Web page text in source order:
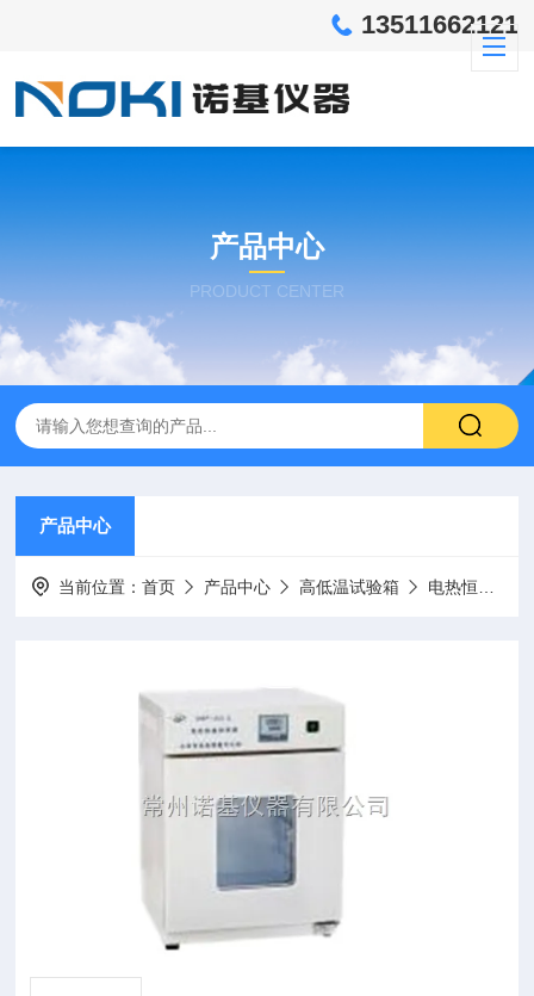
13511662121
产品中心
PRODUCT CENTER
产品中心
当前位置：首页 产品中心 高低温试验箱 电热恒温培养箱